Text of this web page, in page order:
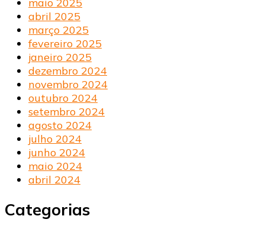
abril 2025
março 2025
fevereiro 2025
janeiro 2025
dezembro 2024
novembro 2024
outubro 2024
setembro 2024
agosto 2024
julho 2024
junho 2024
maio 2024
abril 2024
Categorias